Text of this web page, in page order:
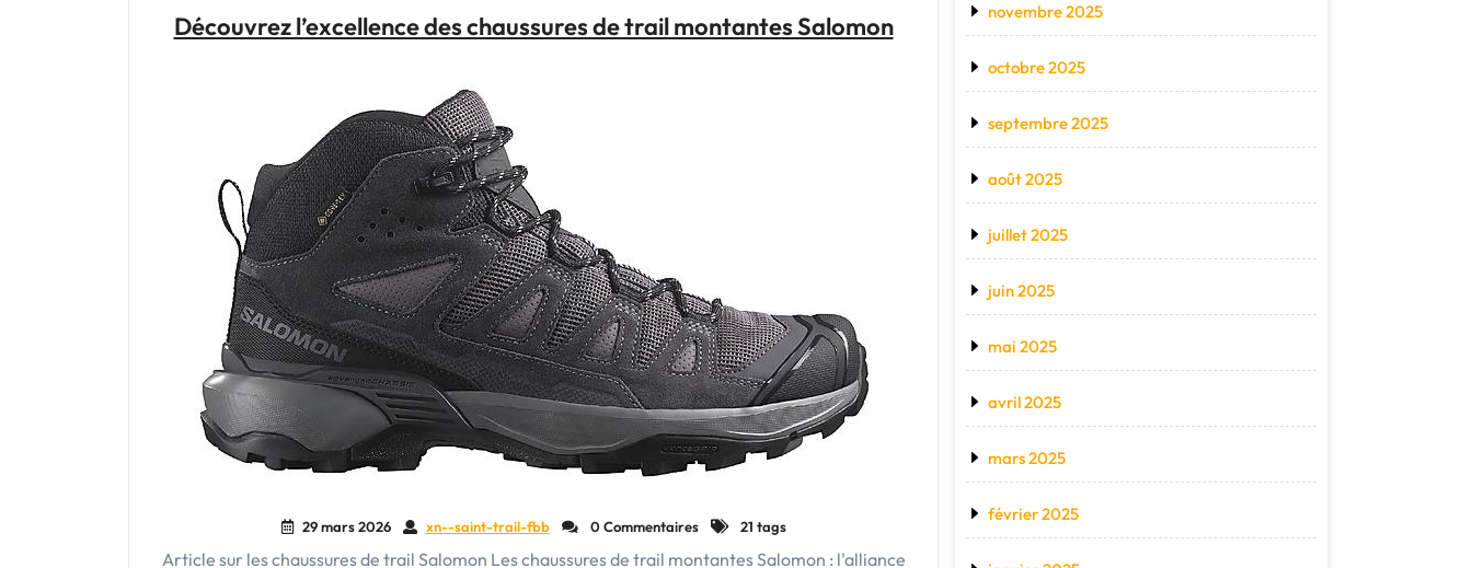
sur
Découvrez l’excellence des chaussures de trail montantes Salomon
29 mars 2026 xn--saint-trail-fbb 0 Commentaires 21 tags
Article sur les chaussures de trail Salomon Les chaussures de trail montantes Salomon : l'alliance
novembre 2025
octobre 2025
septembre 2025
août 2025
juillet 2025
juin 2025
mai 2025
avril 2025
mars 2025
février 2025